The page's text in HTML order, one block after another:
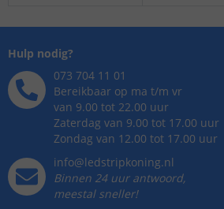
Hulp nodig?
073 704 11 01
Bereikbaar op ma t/m vr
van 9.00 tot 22.00 uur
Zaterdag van 9.00 tot 17.00 uur
Zondag van 12.00 tot 17.00 uur
info@ledstripkoning.nl
Binnen 24 uur antwoord,
meestal sneller!